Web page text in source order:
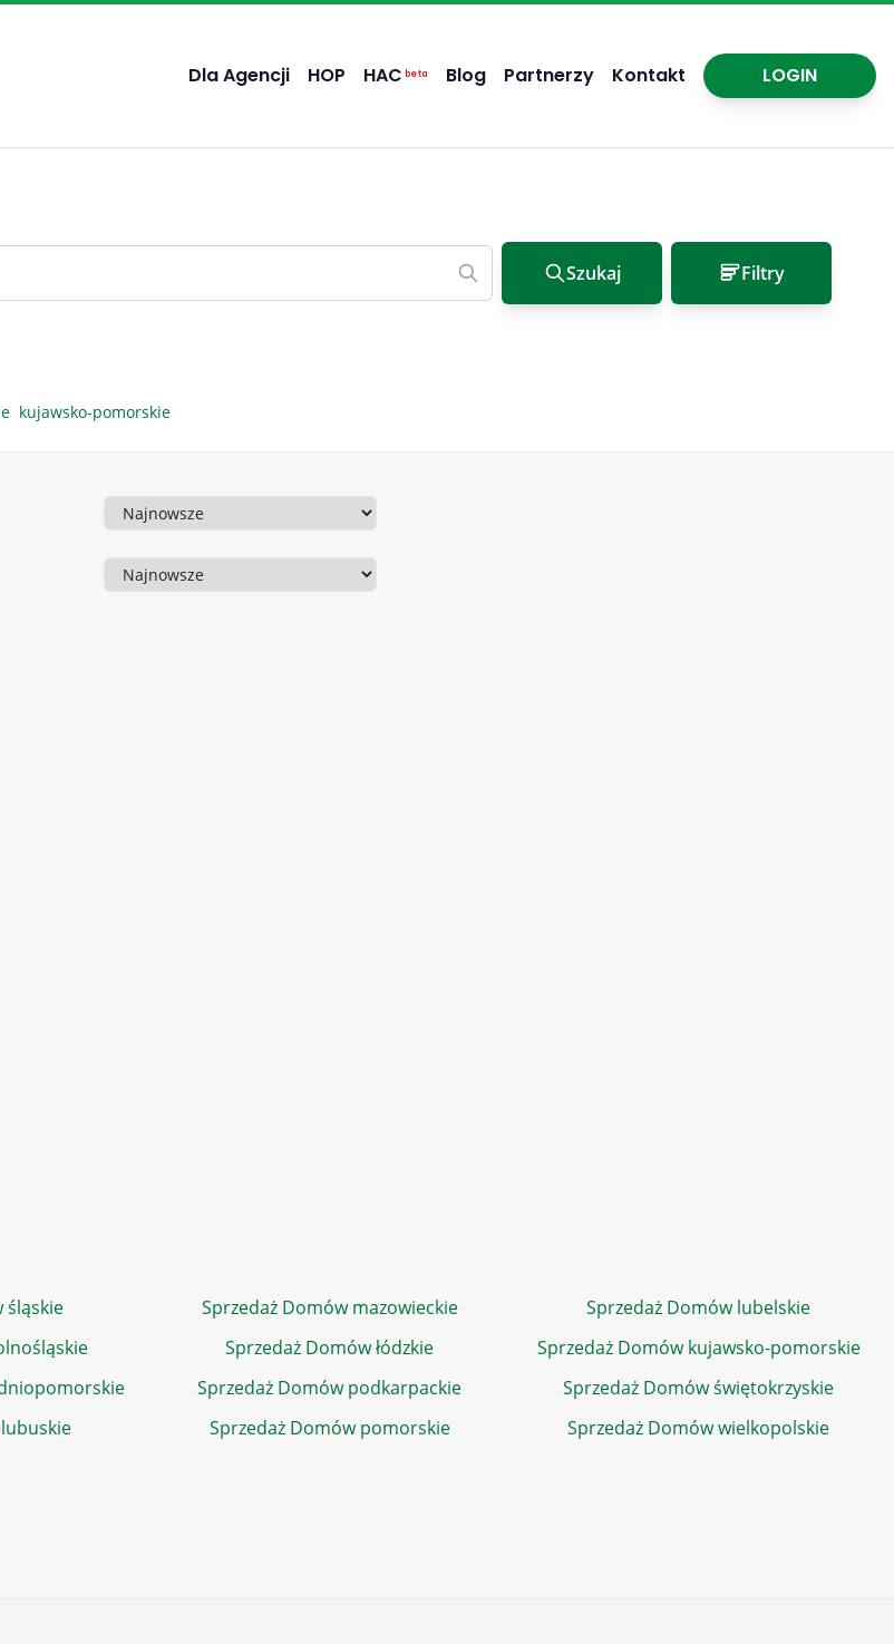
Dla Agencji HOP HAC beta Blog Partnerzy Kontakt LOGIN
Szukaj Filtry
kujawsko-pomorskie
Sortowanie
Sortowanie
śląskie Sprzedaż Domów mazowieckie
Sprzedaż Domów lubelskie
Sprzedaż Domów łódzkie
Sprzedaż Domów kujawsko-pomorskie
Sprzedaż Domów podkarpackie
Sprzedaż Domów świętokrzyskie
Sprzedaż Domów pomorskie Sprzedaż Domów wielkopolskie